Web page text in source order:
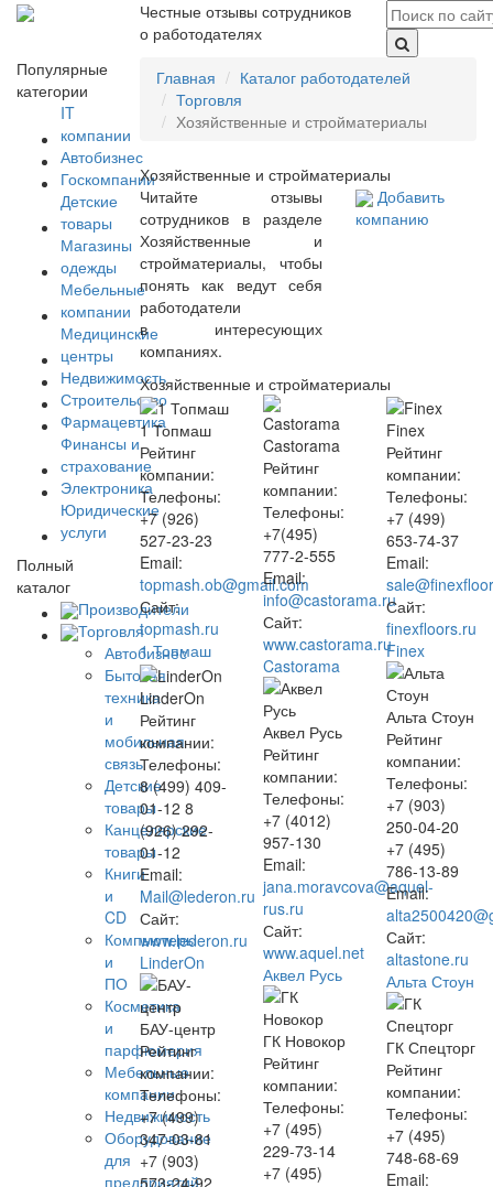
Честные отзывы сотрудников
о работодателях
Популярные
категории
IT
компании
Автобизнес
Госкомпании
Детские
товары
Магазины
одежды
Мебельные
компании
Медицинские
центры
Недвижимость
Строительство
Фармацевтика
Финансы и
страхование
Электроника
Юридические
услуги
Полный
каталог
Производители
Торговля
Автобизнес
Бытовая
техника
и
мобильная
связь
Детские
товары
Канцелярские
товары
Книги
и
CD
Компьютеры
и
ПО
Косметика
и
парфюмерия
Мебельные
компании
Недвижимость
Оборудование
для
предприятий
Главная
Каталог работодателей
Торговля
Хозяйственные и стройматериалы
Хозяйственные и стройматериалы
Читайте отзывы
сотрудников в разделе
Хозяйственные и
стройматериалы, чтобы
понять как ведут себя
работодатели
в интересующих
компаниях.
Добавить
компанию
Хозяйственные и стройматериалы
1 Топмаш
Рейтинг
компании:
Телефоны:
+7 (926)
527-23-23
Email:
topmash.ob@gmail.com
Сайт:
topmash.ru
1 Топмаш
LinderOn
Рейтинг
компании:
Телефоны:
8 (499) 409-
01-12 8
(926) 292-
01-12
Email:
Mail@lederon.ru
Сайт:
www.lederon.ru
LinderOn
БАУ-центр
Рейтинг
компании:
Телефоны:
+7 (499)
347-03-81
+7 (903)
573-24-92
Castorama
Рейтинг
компании:
Телефоны:
+7(495)
777-2-555
Email:
info@castorama.ru
Сайт:
www.castorama.ru
Castorama
Аквел Русь
Рейтинг
компании:
Телефоны:
+7 (4012)
957-130
Email:
jana.moravcova@aquel-
rus.ru
Сайт:
www.aquel.net
Аквел Русь
ГК Новокор
Рейтинг
компании:
Телефоны:
+7 (495)
229-73-14
+7 (495)
Finex
Рейтинг
компании:
Телефоны:
+7 (499)
653-74-37
Email:
Сайт:
finexfloors.ru
Finex
Альта Стоун
Рейтинг
компании:
Телефоны:
+7 (903)
250-04-20
+7 (495)
786-13-89
Email:
Сайт:
altastone.ru
Альта Стоун
ГК Спецторг
Рейтинг
компании:
Телефоны:
+7 (495)
748-68-69
Email: